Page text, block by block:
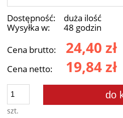
Dostępność:
duża ilość
Wysyłka w:
48 godzin
Cena brutto:
24,40 zł
Cena netto: 19,84 zł
szt.
do